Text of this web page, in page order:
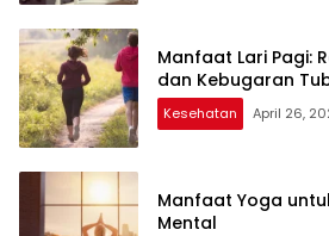
Manfaat Lari Pagi:
dan Kebugaran
Kesehatan April 26,
Manfaat Yoga
Mental